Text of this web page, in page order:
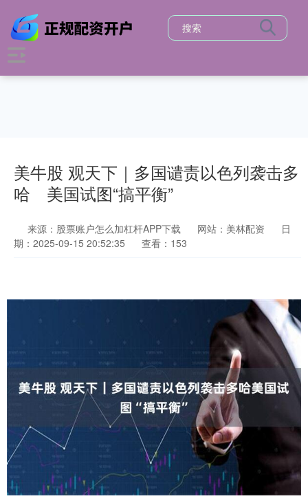
美牛股 观天下｜多国谴责以色列袭击多
哈 美国试图“搞平衡”
来源：股票账户怎么加杠杆APP下载 网站：美林配资
日
期：2025-09-15 20:52:35
查看：153